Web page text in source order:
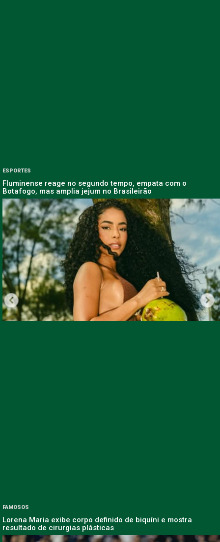
ESPORTES
Fluminense reage no segundo tempo, empata com o
Botafogo, mas amplia jejum no Brasileirão
FAMOSOS
Lorena Maria exibe corpo definido de biquíni e mostra
resultado de cirurgias plásticas